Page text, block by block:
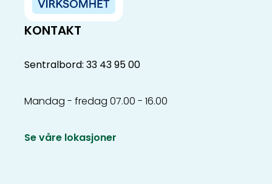
KONTAKT
Sentralbord: 33 43 95 00
Mandag - fredag 07.00 - 16.00
Se våre lokasjoner